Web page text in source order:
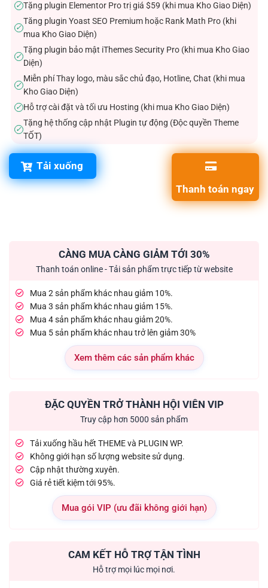
✓Tặng plugin Elementor Pro trị giá $59 (khi mua Kho Giao Diện)
✓
Tăng plugin Yoast SEO Premium hoặc Rank Math Pro (khi
mua Kho Giao Diện)
✓
Tặng plugin bảo mật iThemes Security Pro (khi mua Kho Giao
Diện)
✓
Miễn phí Thay logo, màu sắc chủ đạo, Hotline, Chat (khi mua
Kho Giao Diện)
✓Hỗ trợ cài đặt và tối ưu Hosting (khi mua Kho Giao Diện)
✓
Tặng hệ thống cập nhật Plugin tự động (Độc quyền Theme
TỐT)
Tải xuống
Thanh toán ngay
CÀNG MUA CÀNG GIẢM TỚI 30%
Thanh toán online - Tải sản phẩm trực tiếp từ website
Mua 2 sản phẩm khác nhau giảm 10%.
Mua 3 sản phẩm khác nhau giảm 15%.
Mua 4 sản phẩm khác nhau giảm 20%.
Mua 5 sản phẩm khác nhau trở lên giảm 30%
Xem thêm các sản phẩm khác
ĐẶC QUYỀN TRỞ THÀNH HỘI VIÊN VIP
Truy cập hơn 5000 sản phẩm
Tải xuống hầu hết THEME và PLUGIN WP.
Không giới hạn số lượng website sử dụng.
Cập nhật thường xuyên.
Giá rẻ tiết kiệm tới 95%.
Mua gói VIP (ưu đãi không giới hạn)
CAM KẾT HỖ TRỢ TẬN TÌNH
Hỗ trợ mọi lúc mọi nơi.